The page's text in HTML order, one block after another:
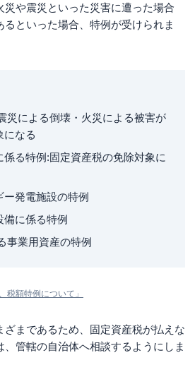
災や震災といった災害に遭った場合
といった場合、特例が受けられま
災による倒壊・火災による被害が
になる
る特例:固定資産税の免除対象に
ー発電施設の特例
備に係る特例
事業用資産の特例
税額特例について」
ざまであるため、固定資産税が払えな
管轄の自治体へ相談するようにしま